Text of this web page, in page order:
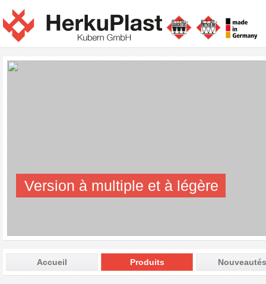
Version à multiple et à légère
Accueil Produits Nouveautés